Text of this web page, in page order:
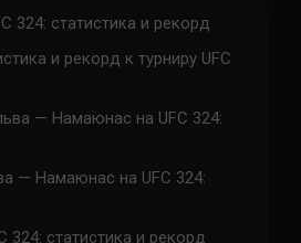
324: статистика и рекорд
и рекорд к турниру UFC
— Намаюнас на UFC 324:
— Намаюнас на UFC 324:
324: статистика и рекорд